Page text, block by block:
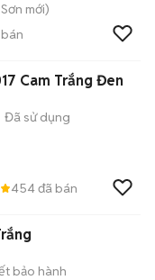
mới)
Cam Trắng Đen
Đã sử dụng
454đã bán
bảo hành